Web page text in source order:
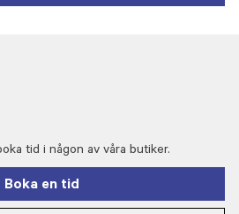
tid i någon av våra butiker.
Boka en tid